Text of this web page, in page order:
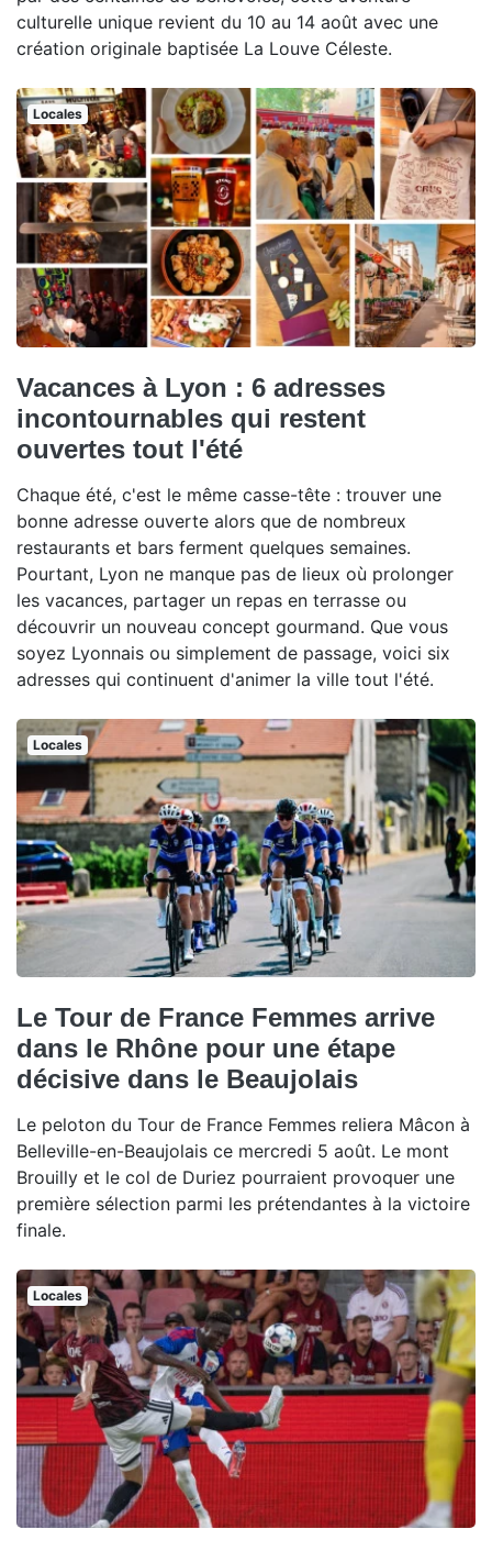
culturelle unique revient du 10 au 14 août avec une
création originale baptisée La Louve Céleste.
Locales
Vacances à Lyon : 6 adresses
incontournables qui restent
ouvertes tout l'été
Chaque été, c'est le même casse-tête : trouver une
bonne adresse ouverte alors que de nombreux
restaurants et bars ferment quelques semaines.
Pourtant, Lyon ne manque pas de lieux où prolonger
les vacances, partager un repas en terrasse ou
découvrir un nouveau concept gourmand. Que vous
soyez Lyonnais ou simplement de passage, voici six
adresses qui continuent d'animer la ville tout l'été.
Locales
Le Tour de France Femmes arrive
dans le Rhône pour une étape
décisive dans le Beaujolais
Le peloton du Tour de France Femmes reliera Mâcon à
Belleville-en-Beaujolais ce mercredi 5 août. Le mont
Brouilly et le col de Duriez pourraient provoquer une
première sélection parmi les prétendantes à la victoire
finale.
Locales